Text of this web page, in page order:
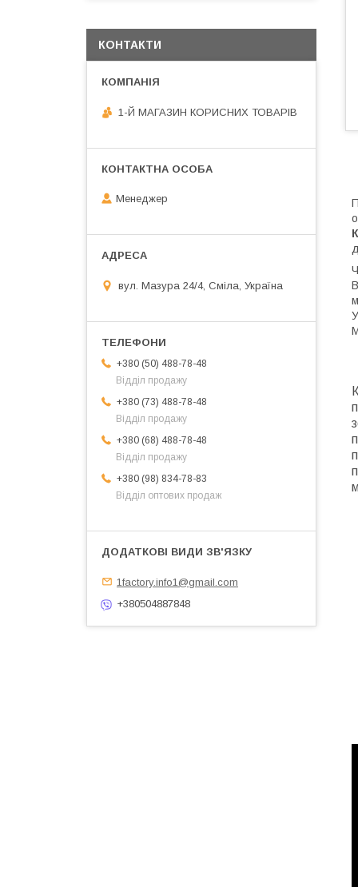
КОНТАКТИ
1-Й МАГАЗИН КОРИСНИХ ТОВАРІВ
Менеджер
вул. Мазура 24/4, Сміла, Україна
+380 (50) 488-78-48
Відділ продажу
+380 (73) 488-78-48
Відділ продажу
+380 (68) 488-78-48
Відділ продажу
+380 (98) 834-78-83
Відділ оптових продаж
1factory.info1@gmail.com
+380504887848